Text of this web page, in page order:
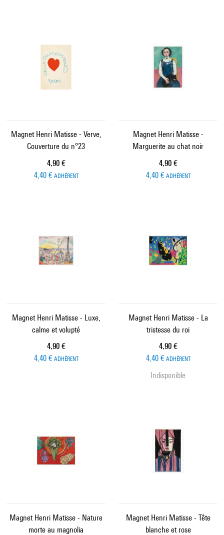
Magnet Henri Matisse - Verve,
Couverture du n°23
Prix ​​actuel
4,90 €
4,40 € ADHÉRENT
Magnet Henri Matisse -
Marguerite au chat noir
Prix ​​actuel
4,90 €
4,40 € ADHÉRENT
Magnet Henri Matisse - Luxe,
calme et volupté
Prix ​​actuel
4,90 €
4,40 € ADHÉRENT
Magnet Henri Matisse - La
tristesse du roi
Prix ​​actuel
4,90 €
4,40 € ADHÉRENT
Indisponible
Magnet Henri Matisse - Nature
morte au magnolia
Magnet Henri Matisse - Tête
blanche et rose